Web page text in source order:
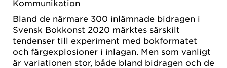
Kommunikation
Bland de närmare 300 inlämnade bidragen i
Svensk Bokkonst 2020 märktes särskilt
tendenser till experiment med bokformatet
och färgexplosioner i inlagan. Men som vanligt
är variationen stor, både bland bidragen och de